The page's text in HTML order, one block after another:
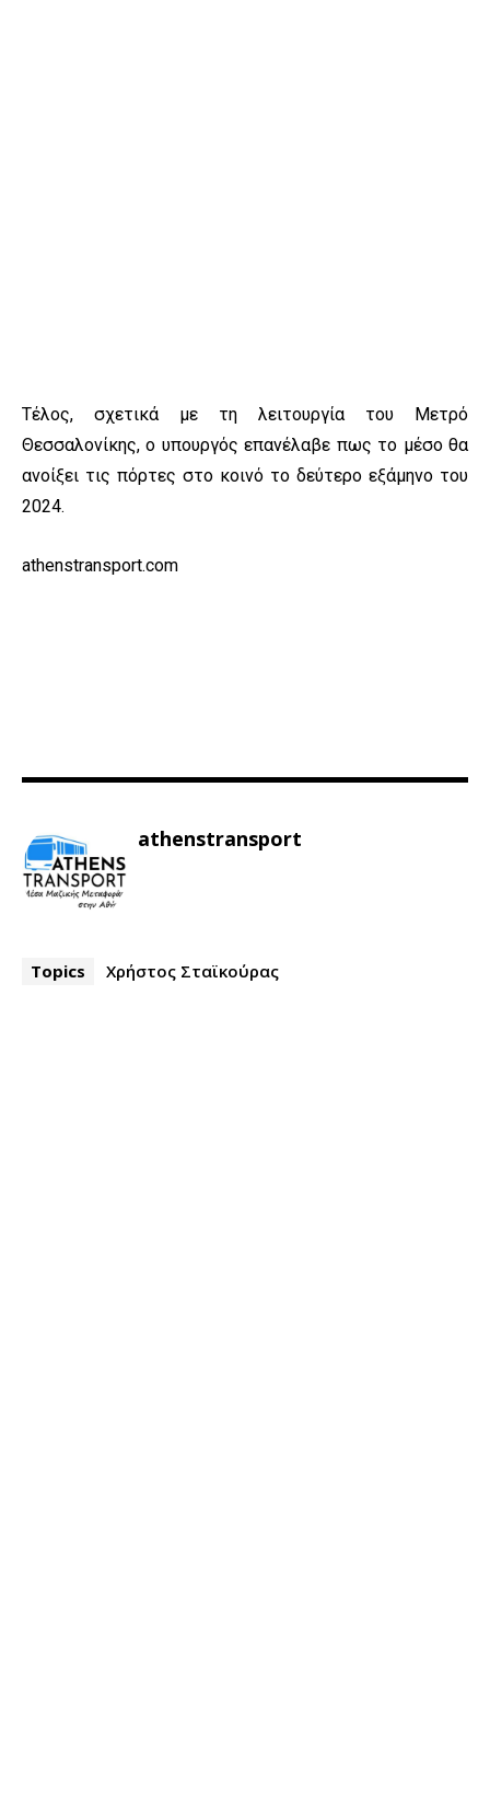
Τέλος, σχετικά με τη λειτουργία του Μετρό
Θεσσαλονίκης, ο υπουργός επανέλαβε πως το μέσο θα
ανοίξει τις πόρτες στο κοινό το δεύτερο εξάμηνο του
2024.
athenstransport.com
athenstransport
Topics Χρήστος Σταϊκούρας